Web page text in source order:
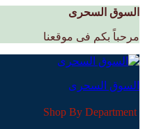
السوق السحرى
مرحباً بكم فى موقعنا
السوق السحرى
Shop By Department